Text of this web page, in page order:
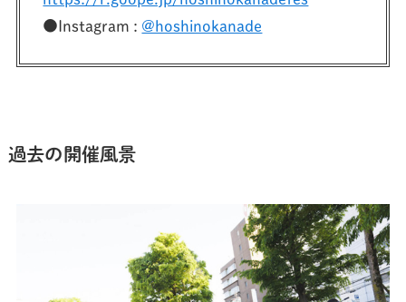
●Instagram : @hoshinokanade
過去の開催風景